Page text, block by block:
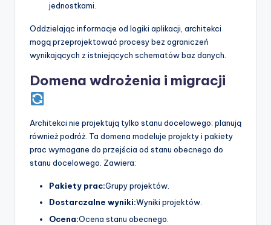
jednostkami.
Oddzielając informacje od logiki aplikacji, architekci
mogą przeprojektować procesy bez ograniczeń
wynikających z istniejących schematów baz danych.
Domena wdrożenia i migracji
Architekci nie projektują tylko stanu docelowego; planują
również podróż. Ta domena modeluje projekty i pakiety
prac wymagane do przejścia od stanu obecnego do
stanu docelowego. Zawiera:
Pakiety prac:Grupy projektów.
Dostarczalne wyniki:Wyniki projektów.
Ocena:Ocena stanu obecnego.